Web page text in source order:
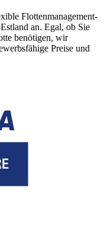
Flottenmanagement-
an. Egal, ob Sie
benötigen, wir
Preise und